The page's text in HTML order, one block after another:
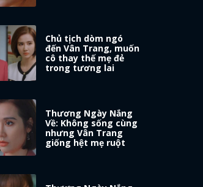
Chủ tịch dòm ngó
đến Vân Trang, muốn
cô thay thế mẹ đẻ
trong tương lai
Thương Ngày Nắng
Về: Không sống cùng
nhưng Vân Trang
giống hệt mẹ ruột